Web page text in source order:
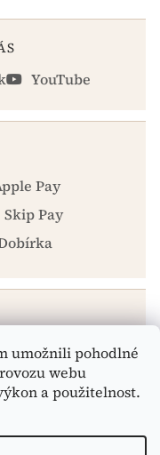
umožnili pohodlné
webu
a použitelnost.
YouTube
Pay
Skip Pay
odběr Praha